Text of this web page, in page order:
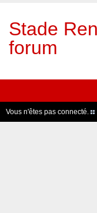
Stade
forum
Vous n'êtes pas connecté.